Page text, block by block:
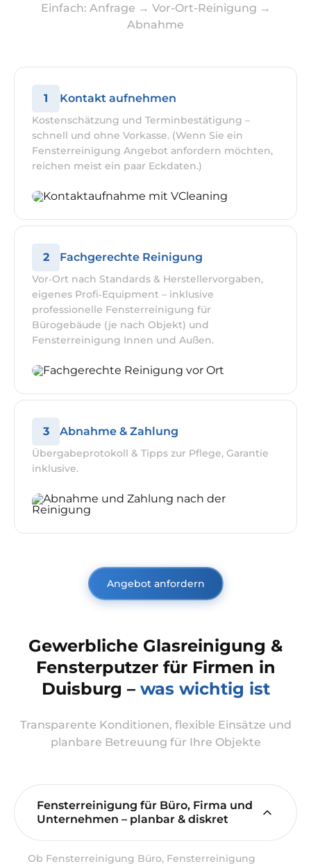
Einfach: Anfrage → Vor-Ort-Reinigung →
Abnahme
1 Kontakt aufnehmen
Kostenschätzung und Terminbestätigung –
schnell und ohne Vorkasse. (Wenn Sie ein
Fensterreinigung Angebot anfordern möchten,
reichen meist ein paar Eckdaten.)
2 Fachgerechte Reinigung
Vor‑Ort nach Standards & Herstellervorgaben,
eigenes Profi‑Equipment – inklusive
professionelle Fensterreinigung für
Bürogebäude (je nach Objekt) und
Fensterreinigung Innen und Außen.
3 Abnahme & Zahlung
Übergabeprotokoll & Tipps zur Pflege, Garantie
inklusive.
Angebot anfordern
Gewerbliche Glasreinigung &
Fensterputzer für Firmen in
Duisburg – was wichtig ist
Transparente Konditionen, flexible Einsätze und
planbare Betreuung für Ihre Objekte
Fensterreinigung für Büro, Firma und
Unternehmen – planbar & diskret
Ob Fensterreinigung Büro, Fensterreinigung